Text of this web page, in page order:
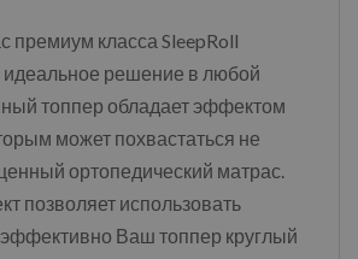
премиум класса SleepRoll
идеальное решение в любой
топпер обладает эффектом
может похвастаться не
ортопедический матрас.
позволяет использовать
Ваш топпер круглый